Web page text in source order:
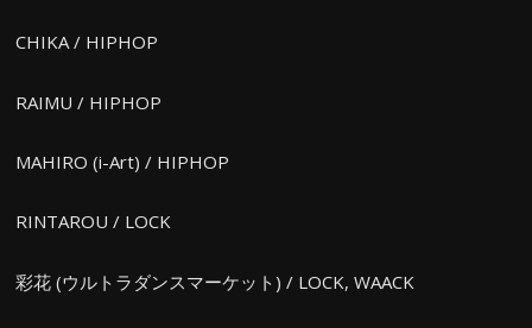
CHIKA / HIPHOP
RAIMU / HIPHOP
MAHIRO (i-Art) / HIPHOP
RINTAROU / LOCK
彩花 (ウルトラダンスマーケット) / LOCK, WAACK